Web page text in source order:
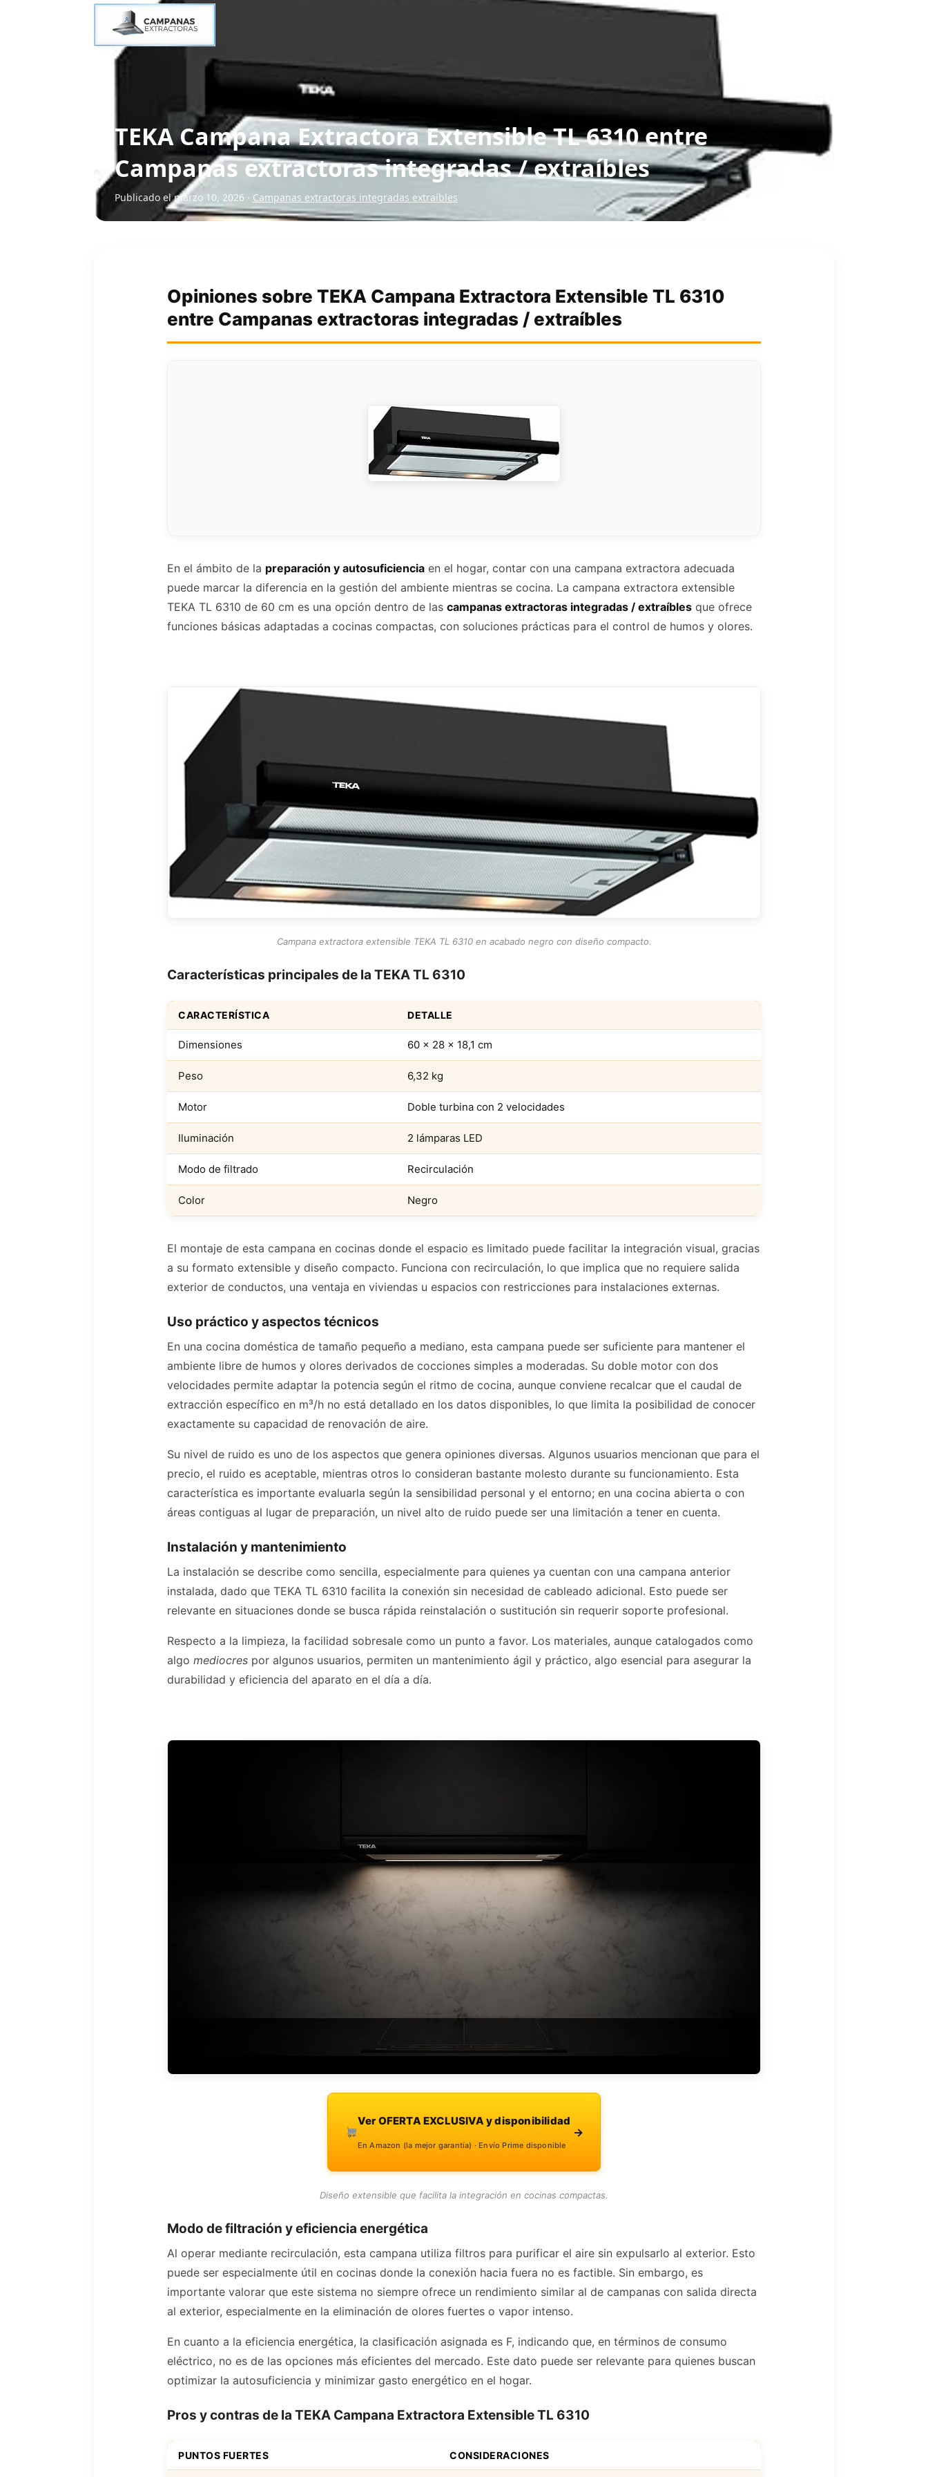
TEKA Campana Extractora Extensible TL 6310 entre
Campanas extractoras integradas / extraíbles
Publicado el marzo 10, 2026 · Campanas extractoras integradas extraíbles
Opiniones sobre TEKA Campana Extractora Extensible TL 6310
entre Campanas extractoras integradas / extraíbles
En el ámbito de la preparación y autosuficiencia en el hogar, contar con una campana extractora adecuada
puede marcar la diferencia en la gestión del ambiente mientras se cocina. La campana extractora extensible
TEKA TL 6310 de 60 cm es una opción dentro de las campanas extractoras integradas / extraíbles que ofrece
funciones básicas adaptadas a cocinas compactas, con soluciones prácticas para el control de humos y olores.
Campana extractora extensible TEKA TL 6310 en acabado negro con diseño compacto.
Características principales de la TEKA TL 6310
CARACTERÍSTICA DETALLE
Dimensiones 60 x 28 x 18,1 cm
Peso 6,32 kg
Motor Doble turbina con 2 velocidades
Iluminación 2 lámparas LED
Modo de filtrado Recirculación
Color Negro
El montaje de esta campana en cocinas donde el espacio es limitado puede facilitar la integración visual, gracias
a su formato extensible y diseño compacto. Funciona con recirculación, lo que implica que no requiere salida
exterior de conductos, una ventaja en viviendas u espacios con restricciones para instalaciones externas.
Uso práctico y aspectos técnicos
En una cocina doméstica de tamaño pequeño a mediano, esta campana puede ser suficiente para mantener el
ambiente libre de humos y olores derivados de cocciones simples a moderadas. Su doble motor con dos
velocidades permite adaptar la potencia según el ritmo de cocina, aunque conviene recalcar que el caudal de
extracción específico en m³/h no está detallado en los datos disponibles, lo que limita la posibilidad de conocer
exactamente su capacidad de renovación de aire.
Su nivel de ruido es uno de los aspectos que genera opiniones diversas. Algunos usuarios mencionan que para el
precio, el ruido es aceptable, mientras otros lo consideran bastante molesto durante su funcionamiento. Esta
característica es importante evaluarla según la sensibilidad personal y el entorno; en una cocina abierta o con
áreas contiguas al lugar de preparación, un nivel alto de ruido puede ser una limitación a tener en cuenta.
Instalación y mantenimiento
La instalación se describe como sencilla, especialmente para quienes ya cuentan con una campana anterior
instalada, dado que TEKA TL 6310 facilita la conexión sin necesidad de cableado adicional. Esto puede ser
relevante en situaciones donde se busca rápida reinstalación o sustitución sin requerir soporte profesional.
Respecto a la limpieza, la facilidad sobresale como un punto a favor. Los materiales, aunque catalogados como
algo mediocres por algunos usuarios, permiten un mantenimiento ágil y práctico, algo esencial para asegurar la
durabilidad y eficiencia del aparato en el día a día.
Ver OFERTA EXCLUSIVA y disponibilidad
En Amazon (la mejor garantía) · Envío Prime disponible
→
Diseño extensible que facilita la integración en cocinas compactas.
Modo de filtración y eficiencia energética
Al operar mediante recirculación, esta campana utiliza filtros para purificar el aire sin expulsarlo al exterior. Esto
puede ser especialmente útil en cocinas donde la conexión hacia fuera no es factible. Sin embargo, es
importante valorar que este sistema no siempre ofrece un rendimiento similar al de campanas con salida directa
al exterior, especialmente en la eliminación de olores fuertes o vapor intenso.
En cuanto a la eficiencia energética, la clasificación asignada es F, indicando que, en términos de consumo
eléctrico, no es de las opciones más eficientes del mercado. Este dato puede ser relevante para quienes buscan
optimizar la autosuficiencia y minimizar gasto energético en el hogar.
Pros y contras de la TEKA Campana Extractora Extensible TL 6310
PUNTOS FUERTES CONSIDERACIONES